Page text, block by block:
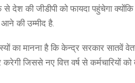
देश की जीडीपी को फायदा पहुंचेगा क्योंकि
की उम्मीद है.
का मानना है कि केन्द्र सरकार सातवें
जिससे नए वित्त वर्ष से कर्मचारियों